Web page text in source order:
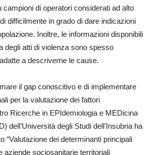
campioni di operatori considerati ad alto
difficilmente in grado di dare indicazioni
Inoltre, le informazioni disponibili
degli atti di violenza sono spesso
a descriverne le cause.
il gap conoscitivo e di implementare
per la valutazione dei fattori
Ricerche in EPIdemiologia e MEDicina
dell’Università degli Studi dell’Insubria ha
“Valutazione dei determinanti principali
aziende sociosanitarie territoriali